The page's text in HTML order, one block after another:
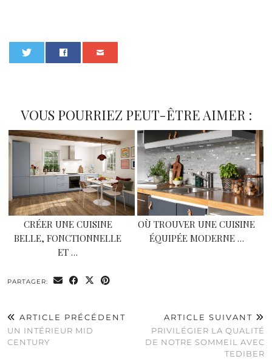
VOUS POURRIEZ PEUT-ÊTRE AIMER :
CRÉER UNE CUISINE
BELLE, FONCTIONNELLE
ET …
OÙ TROUVER UNE CUISINE
ÉQUIPÉE MODERNE …
PARTAGER:
ARTICLE PRÉCÉDENT
UN INTÉRIEUR MID
CENTURY
ARTICLE SUIVANT
PRIVILÉGIER LA QUALITÉ
DE NOTRE SOMMEIL AVEC
TEDIBER